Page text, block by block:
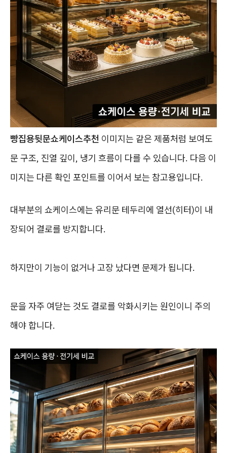
빵집용뒷문쇼케이스추천 이미지는 같은 제품처럼 보여도
문 구조, 진열 깊이, 냉기 흐름이 다를 수 있습니다. 다음 이
미지는 다른 확인 포인트를 이어서 보는 참고용입니다.
대부분의 쇼케이스에는 유리문 테두리에 열선(히터)이 내
장되어 결로를 방지합니다.
하지만이 기능이 없거나 고장 났다면 문제가 됩니다.
문을 자주 여닫는 것도 결로를 악화시키는 원인이니 주의
해야 합니다.